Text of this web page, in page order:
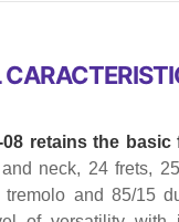
retains the basic
neck, 24 frets,
tremolo and 85/15